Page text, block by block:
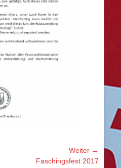
Weiter →
Faschingsfest 2017